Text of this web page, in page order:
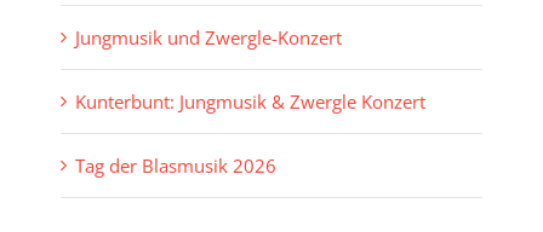
Jungmusik und Zwergle-Konzert
Kunterbunt: Jungmusik & Zwergle Konzert
Tag der Blasmusik 2026